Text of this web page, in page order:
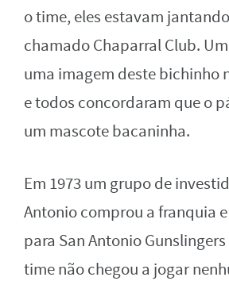
o time, eles estavam
chamado Chaparral Club.
uma imagem deste bichinho
e todos concordaram que o
um mascote bacaninha.
Em 1973 um grupo de
Antonio comprou a franquia
para SanAntonio
time não chegou a jogar